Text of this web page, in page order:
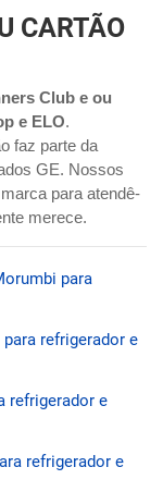
CARTÃO
Club e ou
e ELO.
faz parte da
GE. Nossos
para atendê-
merece.
para
refrigerador e
refrigerador e
refrigerador e